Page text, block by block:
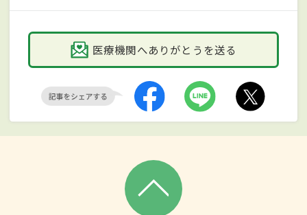
医療機関へありがとうを送る